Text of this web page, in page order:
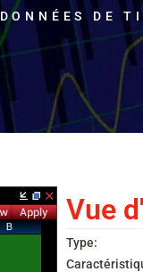
DE
Vue
Type: